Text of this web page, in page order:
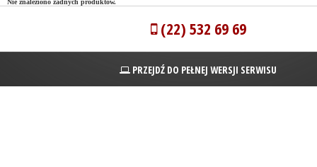
Nie znaleziono żadnych produktów.
(22) 532 69 69
PRZEJDŹ DO PEŁNEJ WERSJI SERWISU